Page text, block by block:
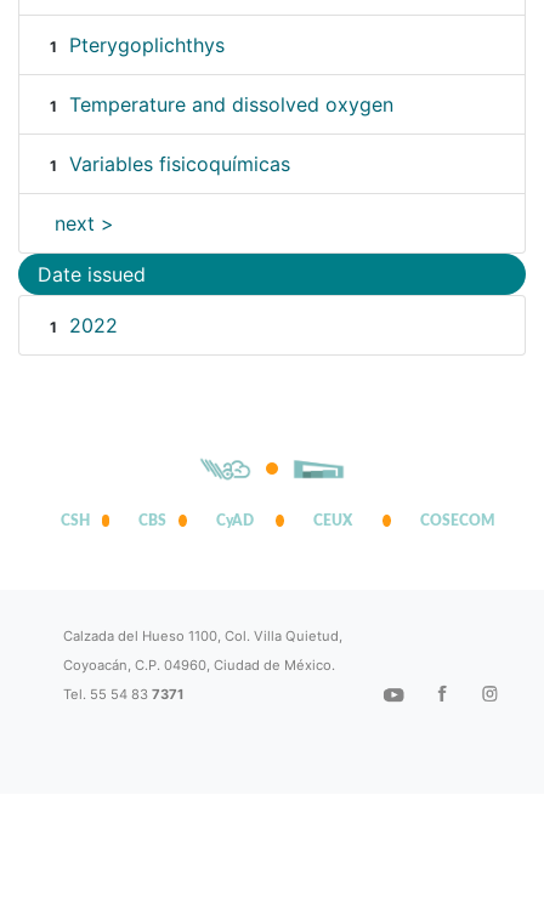
1 Pterygoplichthys
1 Temperature and dissolved oxygen
1 Variables fisicoquímicas
next >
Date issued
1 2022
CSH CBS CyAD CEUX COSECOM
Calzada del Hueso 1100, Col. Villa Quietud,
Coyoacán, C.P. 04960, Ciudad de México.
Tel. 55 54 837371